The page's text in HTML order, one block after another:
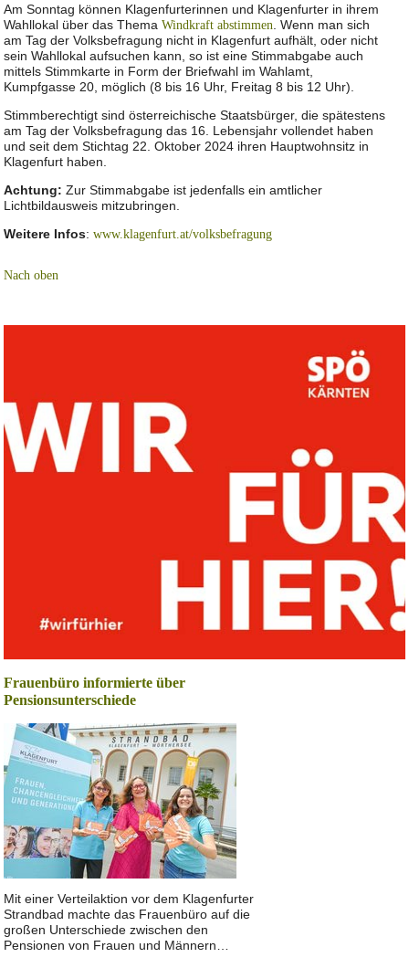
Am Sonntag können Klagenfurterinnen und Klagenfurter in ihrem
Wahllokal über das ThemaWindkraft abstimmen. Wenn man sich
am Tag der Volksbefragung nicht in Klagenfurt aufhält, oder nicht
sein Wahllokal aufsuchen kann, so ist eine Stimmabgabe auch
mittels Stimmkarte in Form der Briefwahl im Wahlamt,
Kumpfgasse 20, möglich (8 bis 16 Uhr, Freitag 8 bis 12 Uhr).
Stimmberechtigt sind österreichische Staatsbürger, die spätestens
am Tag der Volksbefragung das 16. Lebensjahr vollendet haben
und seit dem Stichtag 22. Oktober 2024 ihren Hauptwohnsitz in
Klagenfurt haben.
Achtung: Zur Stimmabgabe ist jedenfalls ein amtlicher
Lichtbildausweis mitzubringen.
Weitere Infos:www.klagenfurt.at/volksbefragung
Nach oben
Frauenbüro informierte über
Pensionsunterschiede
Mit einer Verteilaktion vor dem Klagenfurter
Strandbad machte das Frauenbüro auf die
großen Unterschiede zwischen den
Pensionen von Frauen und Männern…